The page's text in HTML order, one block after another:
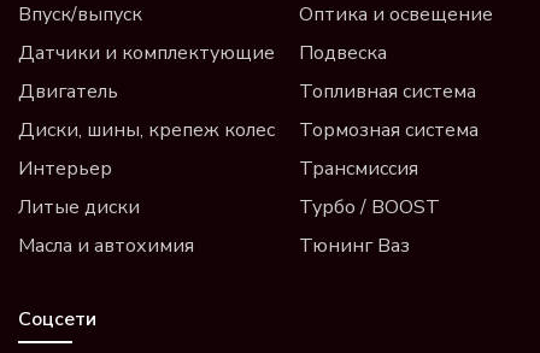
Впуск/выпуск
Датчики и комплектующие
Двигатель
Диски, шины, крепеж колес
Интерьер
Литые диски
Масла и автохимия
Оптика и освещение
Подвеска
Топливная система
Тормозная система
Трансмиссия
Турбо / BOOST
Тюнинг Ваз
Соцсети